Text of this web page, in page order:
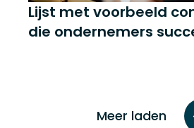
Lijst met voorbeeld
die ondernemers
Meer laden